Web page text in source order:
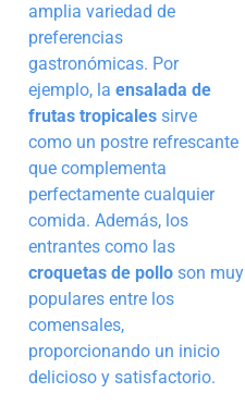
amplia variedad de
preferencias
gastronómicas. Por
ejemplo, la ensalada de
frutas tropicales sirve
como un postre refrescante
que complementa
perfectamente cualquier
comida. Además, los
entrantes como las
croquetas de pollo son muy
populares entre los
comensales,
proporcionando un inicio
delicioso y satisfactorio.